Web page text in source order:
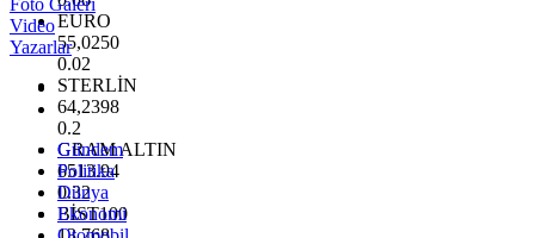
EURO
55,0250
0.02
STERLİN
64,2398
0.2
GRAM ALTIN
6513.94
0.32
BİST100
Foto Galeri
Video
Yazarlar
Gündem
Politika
Dünya
Ekonomi